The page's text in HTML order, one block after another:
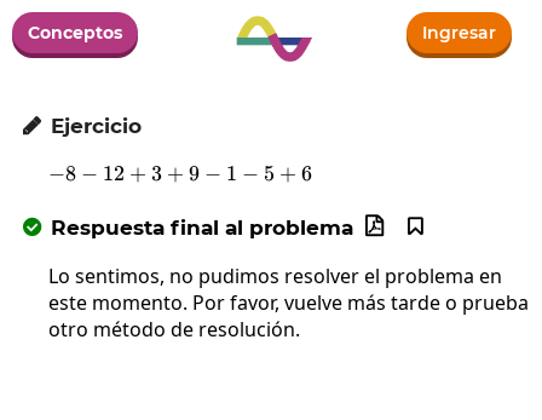
Conceptos Ingresar
 Ejercicio
-8-12+3+9-1-5+6
−8 − 12 + 3 + 9 − 1 − 5 + 6
 Respuesta final al problema 

Lo sentimos, no pudimos resolver el problema en
este momento. Por favor, vuelve más tarde o prueba
otro método de resolución.